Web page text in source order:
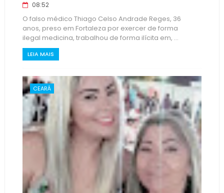
08:52
O falso médico Thiago Celso Andrade Reges, 36
anos, preso em Fortaleza por exercer de forma
ilegal medicina, trabalhou de forma ilícita em, ...
LEIA MAIS
CEARÁ